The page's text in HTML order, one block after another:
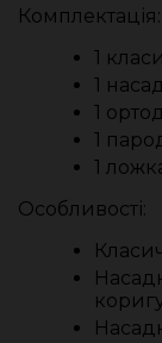
Комплектація:
1
1
1
1
1
Особливості: